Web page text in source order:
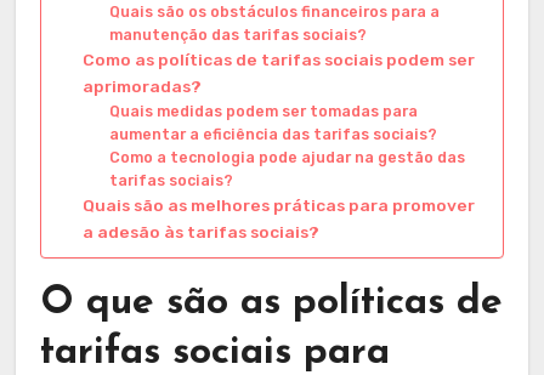
Quais são os obstáculos financeiros para a
manutenção das tarifas sociais?
Como as políticas de tarifas sociais podem ser
aprimoradas?
Quais medidas podem ser tomadas para
aumentar a eficiência das tarifas sociais?
Como a tecnologia pode ajudar na gestão das
tarifas sociais?
Quais são as melhores práticas para promover
a adesão às tarifas sociais?
O que são as políticas de
tarifas sociais para